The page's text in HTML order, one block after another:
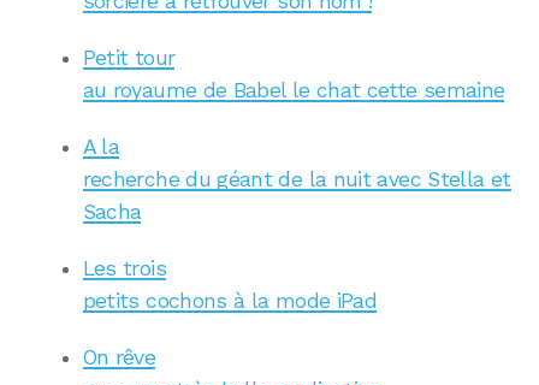
Petit tour
au royaume de Babel le chat cette semaine
A la
recherche du géant de la nuit avec Stella et
Sacha
Les trois
petits cochons à la mode iPad
On rêve